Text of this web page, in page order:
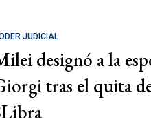
JUDICIAL
designó a la
tras el quita